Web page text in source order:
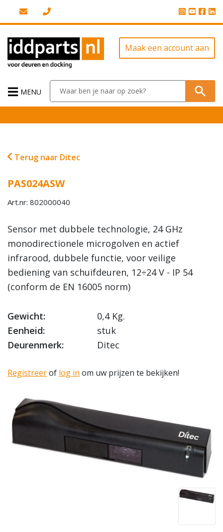
Maak een account aan
MENU
Terug naar Ditec
PAS024ASW
Art.nr: 802000040
Sensor met dubbele technologie, 24 GHz
monodirectionele microgolven en actief
infrarood, dubbele functie, voor veilige
bediening van schuifdeuren, 12÷24 V - IP 54
(conform de EN 16005 norm)
Gewicht:
0,4 Kg.
Eenheid:
stuk
Deurenmerk:
Ditec
Registreerof log in om uw prijzen te bekijken!